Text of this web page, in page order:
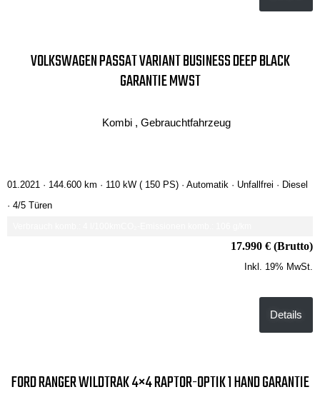
VOLKSWAGEN PASSAT VARIANT BUSINESS DEEP BLACK
GARANTIE MWST
Kombi , Gebrauchtfahrzeug
01.2021 · 144.600 km · 110 kW ( 150 PS) · Automatik · Unfallfrei · Diesel
· 4/5 Türen
17.990 € (Brutto)
Inkl. 19% MwSt.
Details
FORD RANGER WILDTRAK 4×4 RAPTOR-OPTIK 1 HAND GARANTIE